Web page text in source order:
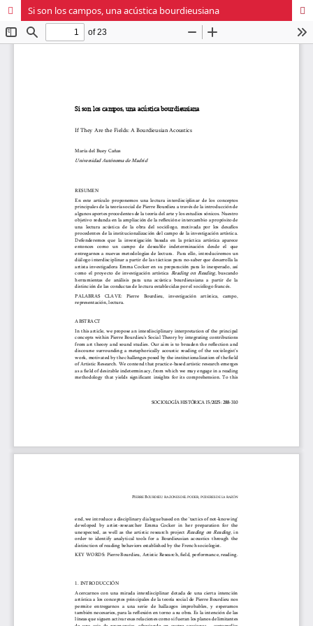
Si son los campos, una acústica bourdieusiana